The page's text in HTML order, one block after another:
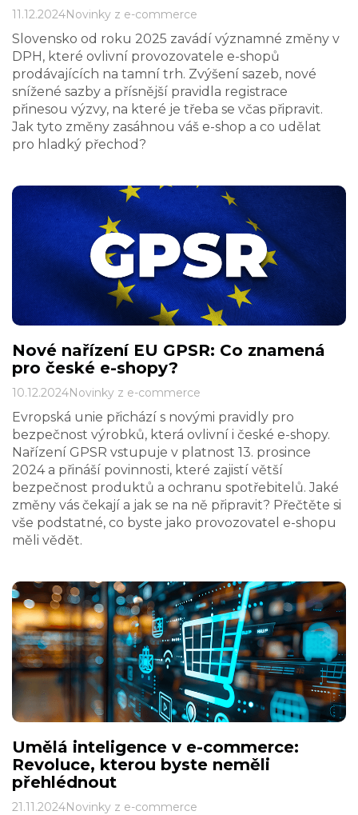
11.12.2024Novinky z e-commerce
Slovensko od roku 2025 zavádí významné změny v
DPH, které ovlivní provozovatele e-shopů
prodávajících na tamní trh. Zvýšení sazeb, nové
snížené sazby a přísnější pravidla registrace
přinesou výzvy, na které je třeba se včas připravit.
Jak tyto změny zasáhnou váš e-shop a co udělat
pro hladký přechod?
Nové nařízení EU GPSR: Co znamená
pro české e-shopy?
10.12.2024Novinky z e-commerce
Evropská unie přichází s novými pravidly pro
bezpečnost výrobků, která ovlivní i české e-shopy.
Nařízení GPSR vstupuje v platnost 13. prosince
2024 a přináší povinnosti, které zajistí větší
bezpečnost produktů a ochranu spotřebitelů. Jaké
změny vás čekají a jak se na ně připravit? Přečtěte si
vše podstatné, co byste jako provozovatel e-shopu
měli vědět.
Umělá inteligence v e-commerce:
Revoluce, kterou byste neměli
přehlédnout
21.11.2024Novinky z e-commerce